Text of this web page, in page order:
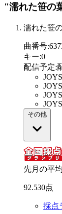
"濡れた笹の
濡れた笹
曲番号:
キー:0
配信予定:
その他
先月の平
92.530点
採点